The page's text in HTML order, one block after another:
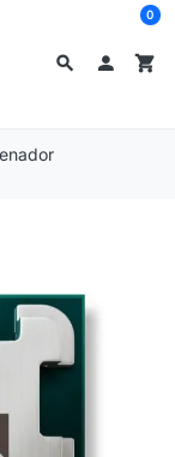
search  shopping_cart
0